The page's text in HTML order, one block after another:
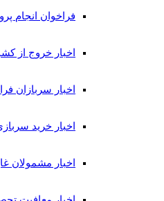
فراخوان انجام پروژه
اخبار خروج از کشور
اخبار سربازان فراری
اخبار خرید سربازی
اخبار مشمولان غایب